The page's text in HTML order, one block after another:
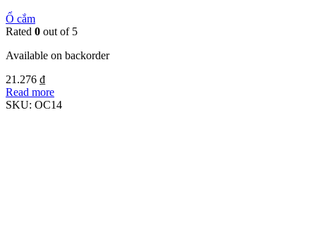
Ổ cắm
Rated 0 out of 5
Available on backorder
21.276 ₫
Read more
SKU: OC14